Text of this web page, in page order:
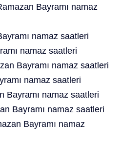
Bayramı namaz
namaz saatleri
namaz saatleri
Bayramı namaz saatleri
namaz saatleri
Bayramı namaz saatleri
Bayramı namaz saatleri
Bayramı namaz